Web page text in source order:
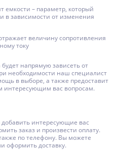
– параметр, который
в зависимости от изменения
величину сопротивления
току
напрямую зависеть от
необходимости наш специалист
в выборе, а также предоставит
интересующим вас вопросам.
интересующие вас
заказ и произвести оплату.
по телефону. Вы можете
оформить доставку.